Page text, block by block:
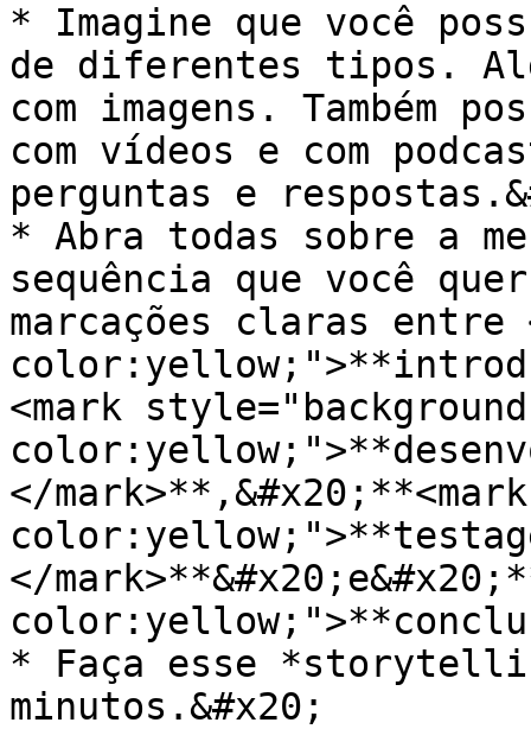
* Imagine que você
de diferentes tipos.
com imagens. Também
com vídeos e com
perguntas e
* Abra todas sobre a
sequência que você
marcações claras entre
<mark
</
</
* Faça esse
minutos.&#x20;